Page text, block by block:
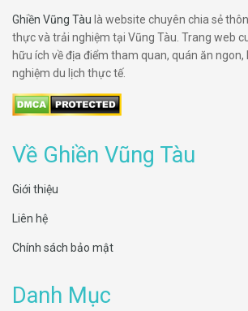
Ghiền Vũng Tàu là website chuyên chia sẻ
thực và trải nghiệm tại Vũng Tàu. Trang web
hữu ích về địa điểm tham quan, quán ăn ngon,
nghiệm du lịch thực tế.
Về Ghiền Vũng Tàu
Giới thiệu
Liên hệ
Chính sách bảo mật
Danh Mục